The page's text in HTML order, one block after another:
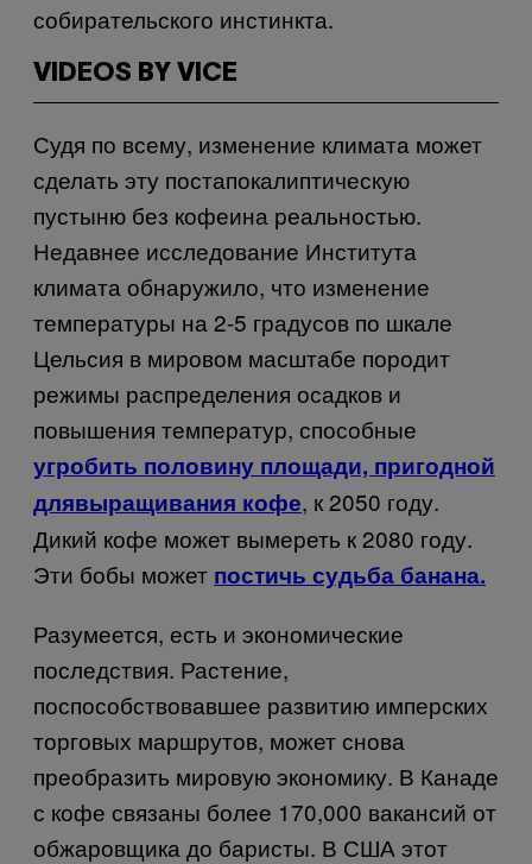
собирательского инстинкта.
VIDEOS BY VICE
Судя по всему, изменение климата может
сделать эту постапокалиптическую
пустыню без кофеина реальностью.
Недавнее исследование Института
климата обнаружило, что изменение
температуры на 2-5 градусов по шкале
Цельсия в мировом масштабе породит
режимы распределения осадков и
повышения температур, способные
угробить половину площади, пригодной
длявыращивания кофе, к 2050 году.
Дикий кофе может вымереть к 2080 году.
Эти бобы может постичь судьба банана.
Разумеется, есть и экономические
последствия. Растение,
поспособствовавшее развитию имперских
торговых маршрутов, может снова
преобразить мировую экономику. В Канаде
с кофе связаны более 170,000 вакансий от
обжаровщика до баристы. В США этот